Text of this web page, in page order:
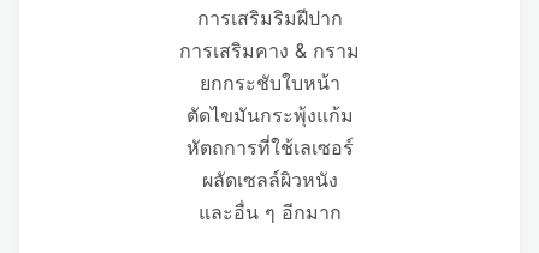
การเสริมริมฝีปาก
การเสริมคาง & กราม
ยกกระชับใบหน้า
ตัดไขมันกระพุ้งแก้ม
หัตถการที่ใช้เลเซอร์
ผลัดเซลล์ผิวหนัง
และอื่น ๆ อีกมาก